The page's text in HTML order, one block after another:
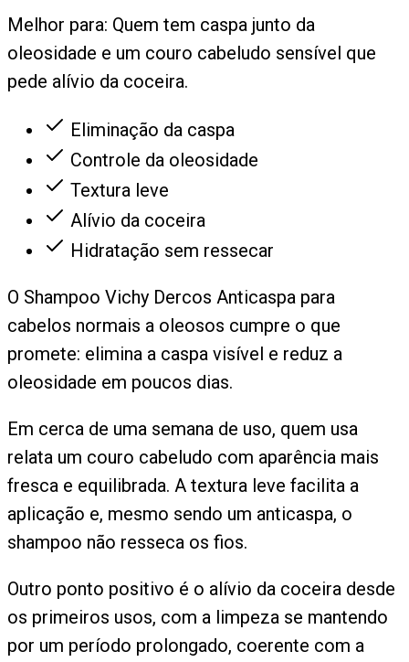
Melhor para: Quem tem caspa junto da
oleosidade e um couro cabeludo sensível que
pede alívio da coceira.
Eliminação da caspa
Controle da oleosidade
Textura leve
Alívio da coceira
Hidratação sem ressecar
O Shampoo Vichy Dercos Anticaspa para
cabelos normais a oleosos cumpre o que
promete: elimina a caspa visível e reduz a
oleosidade em poucos dias.
Em cerca de uma semana de uso, quem usa
relata um couro cabeludo com aparência mais
fresca e equilibrada. A textura leve facilita a
aplicação e, mesmo sendo um anticaspa, o
shampoo não resseca os fios.
Outro ponto positivo é o alívio da coceira desde
os primeiros usos, com a limpeza se mantendo
por um período prolongado, coerente com a